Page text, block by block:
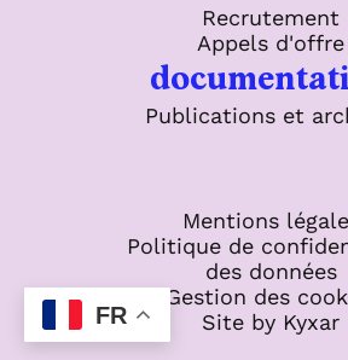
FR
Recrutement
Appels d'offre
Publications et
Mentions
Politique de
des données
Gestion des
Site by Kyxar